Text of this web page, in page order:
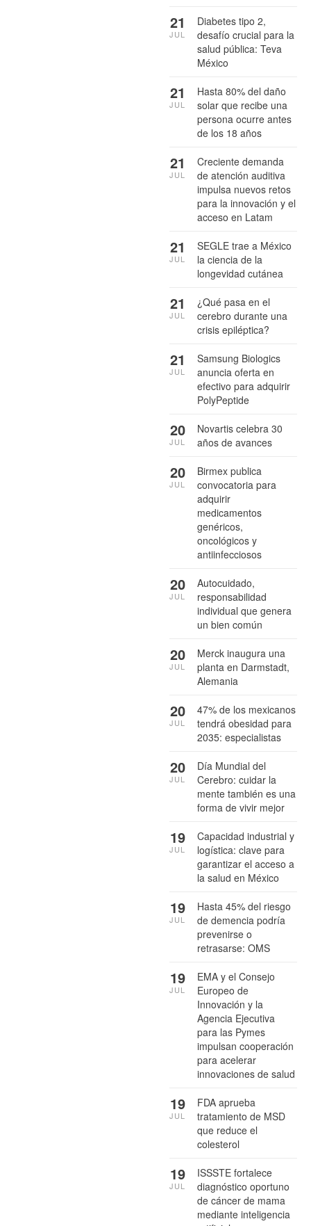
Diabetes tipo 2,
desafío crucial para la
salud pública: Teva
México
21
JUL
Hasta 80% del daño
solar que recibe una
persona ocurre antes
de los 18 años
21
JUL
Creciente demanda
de atención auditiva
impulsa nuevos retos
para la innovación y el
acceso en Latam
21
JUL
SEGLE trae a México
la ciencia de la
longevidad cutánea
21
JUL
¿Qué pasa en el
cerebro durante una
crisis epiléptica?
21
JUL
Samsung Biologics
anuncia oferta en
efectivo para adquirir
PolyPeptide
21
JUL
Novartis celebra 30
años de avances
20
JUL
Birmex publica
convocatoria para
adquirir
medicamentos
genéricos,
oncológicos y
antiinfecciosos
20
JUL
Autocuidado,
responsabilidad
individual que genera
un bien común
20
JUL
Merck inaugura una
planta en Darmstadt,
Alemania
20
JUL
47% de los mexicanos
tendrá obesidad para
2035: especialistas
20
JUL
Día Mundial del
Cerebro: cuidar la
mente también es una
forma de vivir mejor
20
JUL
Capacidad industrial y
logística: clave para
garantizar el acceso a
la salud en México
19
JUL
Hasta 45% del riesgo
de demencia podría
prevenirse o
retrasarse: OMS
19
JUL
EMA y el Consejo
Europeo de
Innovación y la
Agencia Ejecutiva
para las Pymes
impulsan cooperación
para acelerar
innovaciones de salud
19
JUL
FDA aprueba
tratamiento de MSD
que reduce el
colesterol
19
JUL
ISSSTE fortalece
diagnóstico oportuno
de cáncer de mama
mediante inteligencia
19
JUL